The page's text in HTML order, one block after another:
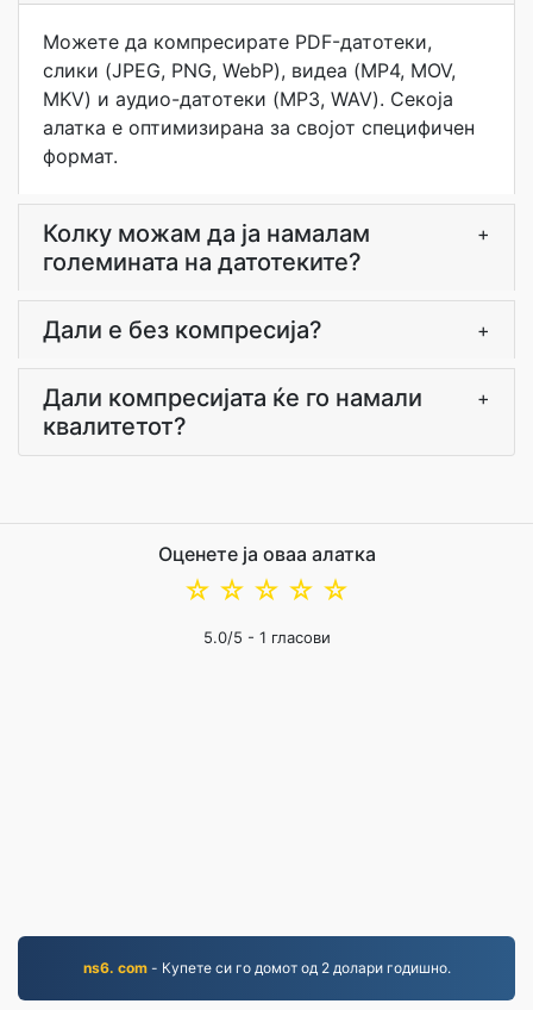
Можете да компресирате PDF-датотеки,
слики (JPEG, PNG, WebP), видеа (MP4, MOV,
MKV) и аудио-датотеки (MP3, WAV). Секоја
алатка е оптимизирана за својот специфичен
формат.
Колку можам да ја намалам
големината на датотеките?
+
Дали е без компресија? +
Дали компресијата ќе го намали
квалитетот?
+
Оценете ја оваа алатка
☆
☆
☆
☆
☆
5.0/5 - 1 гласови
ns6. com- Купете си го домот од 2 долари годишно.